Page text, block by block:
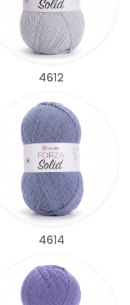
4612
4614